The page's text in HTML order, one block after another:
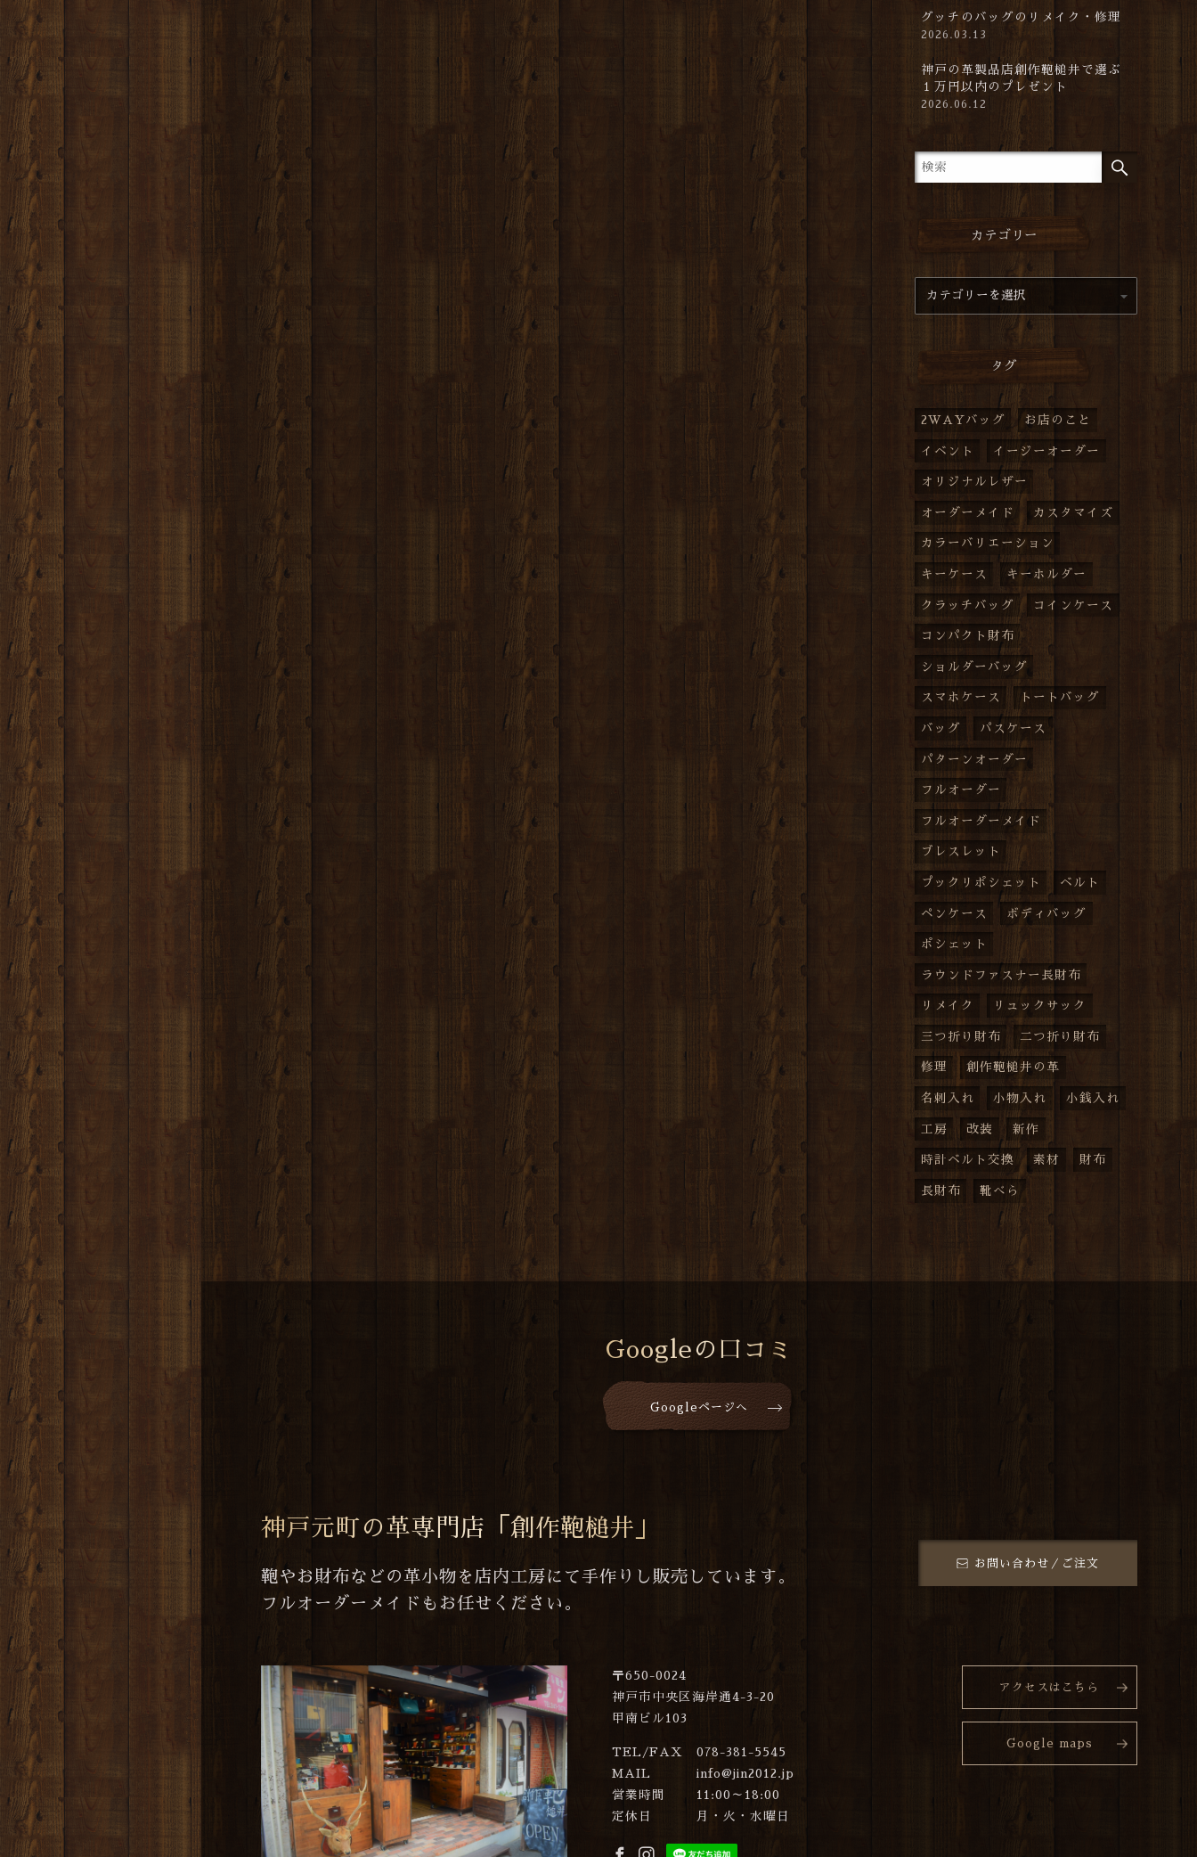
グッチのバッグのリメイク・修理
2026.03.13
神戸の革製品店創作鞄槌井で選ぶ
１万円以内のプレゼント
2026.06.12
カテゴリー
タグ
2WAYバッグ お店のこと
イベント イージーオーダー
オリジナルレザー
オーダーメイド カスタマイズ
カラーバリエーション
キーケース キーホルダー
クラッチバッグ コインケース
コンパクト財布
ショルダーバッグ
スマホケース トートバッグ
バッグ パスケース
パターンオーダー
フルオーダー
フルオーダーメイド
ブレスレット
プックリポシェット ベルト
ペンケース ボディバッグ
ポシェット
ラウンドファスナー長財布
リメイク リュックサック
三つ折り財布 二つ折り財布
修理 創作鞄槌井の革
名刺入れ 小物入れ 小銭入れ
工房 改装 新作
時計ベルト交換 素材 財布
長財布 靴べら
Googleの口コミ
Googleページへ
神戸元町の革専門店「創作鞄槌井」
鞄やお財布などの革小物を店内工房にて手作りし販売しています。
フルオーダーメイドもお任せください。
お問い合わせ／ご注文
〒650-0024
神戸市中央区海岸通4-3-20
甲南ビル103
TEL/FAX
078-381-5545
MAIL
info@jin2012.jp
営業時間
11:00～18:00
定休日
月・火・水曜日
アクセスはこちら
Google maps